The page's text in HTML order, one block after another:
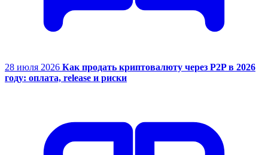
28 июля 2026 Как продать криптовалюту через P2P в 2026
году: оплата, release и риски